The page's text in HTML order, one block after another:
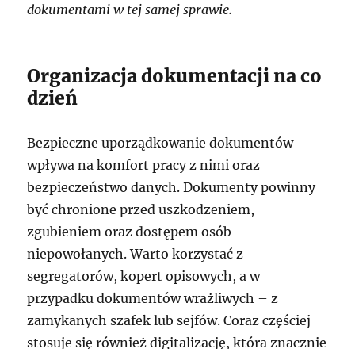
dokumentami w tej samej sprawie.
Organizacja dokumentacji na co
dzień
Bezpieczne uporządkowanie dokumentów
wpływa na komfort pracy z nimi oraz
bezpieczeństwo danych. Dokumenty powinny
być chronione przed uszkodzeniem,
zgubieniem oraz dostępem osób
niepowołanych. Warto korzystać z
segregatorów, kopert opisowych, a w
przypadku dokumentów wrażliwych – z
zamykanych szafek lub sejfów. Coraz częściej
stosuje się również digitalizację, która znacznie